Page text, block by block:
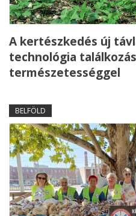
A kertészkedés új
technológia
természetességgel
BELFÖLD